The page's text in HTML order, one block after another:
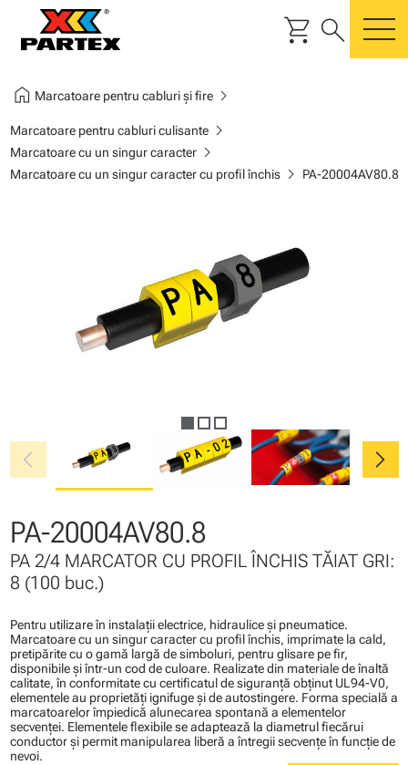
shopping_cart search
home Marcatoare pentru cabluri și firechevron_right
Marcatoare pentru cabluri culisantechevron_right
Marcatoare cu un singur caracterchevron_right
Marcatoare cu un singur caracter cu profil închischevron_right PA-20004AV80.8
chevron_left chevron_right
PA-20004AV80.8
PA 2/4 MARCATOR CU PROFIL ÎNCHIS TĂIAT GRI:
8 (100 buc.)
Pentru utilizare în instalaţii electrice, hidraulice şi pneumatice.
Marcatoare cu un singur caracter cu profil închis, imprimate la cald,
pretipărite cu o gamă largă de simboluri, pentru glisare pe fir,
disponibile şi într-un cod de culoare. Realizate din materiale de înaltă
calitate, în conformitate cu certificatul de siguranţă obţinut UL94-V0,
elementele au proprietăţi ignifuge şi de autostingere. Forma specială a
marcatoarelor împiedică alunecarea spontană a elementelor
secvenţei. Elementele flexibile se adaptează la diametrul fiecărui
conductor şi permit manipularea liberă a întregii secvenţe în funcţie de
nevoi.